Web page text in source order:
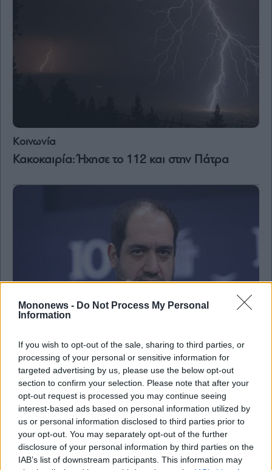
Mononews - Do Not Process My Personal
Information
If you wish to opt-out of the sale, sharing to third parties, or
processing of your personal or sensitive information for
targeted advertising by us, please use the below opt-out
section to confirm your selection. Please note that after your
opt-out request is processed you may continue seeing
interest-based ads based on personal information utilized by
us or personal information disclosed to third parties prior to
your opt-out. You may separately opt-out of the further
disclosure of your personal information by third parties on the
IAB’s list of downstream participants. This information may
Κοινωνία
Κακοκαιρία: Ήχησε το 112 και στην Πάτρα
Πολιτική
Κεφαλογιάννης: Το 112 εκδίδεται μόνο όταν
υπάρχει επικείμενος κίνδυνος, πρέπει να ρίξουμε
το βάρος στην πρόληψη